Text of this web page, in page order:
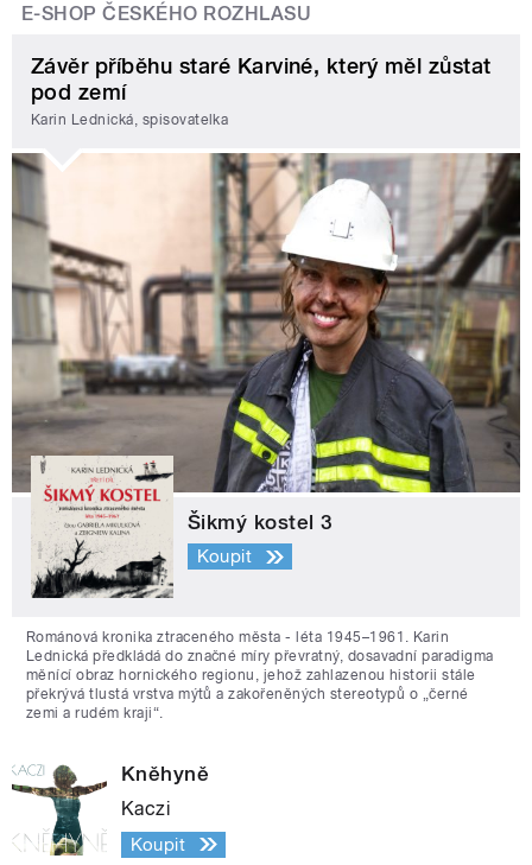
E-SHOP ČESKÉHO ROZHLASU
Závěr příběhu staré Karviné, který měl zůstat
pod zemí
Karin Lednická, spisovatelka
Šikmý kostel 3
Koupit
Románová kronika ztraceného města - léta 1945–1961. Karin
Lednická předkládá do značné míry převratný, dosavadní paradigma
měnící obraz hornického regionu, jehož zahlazenou historii stále
překrývá tlustá vrstva mýtů a zakořeněných stereotypů o „černé
zemi a rudém kraji“.
Kněhyně
Kaczi
Koupit